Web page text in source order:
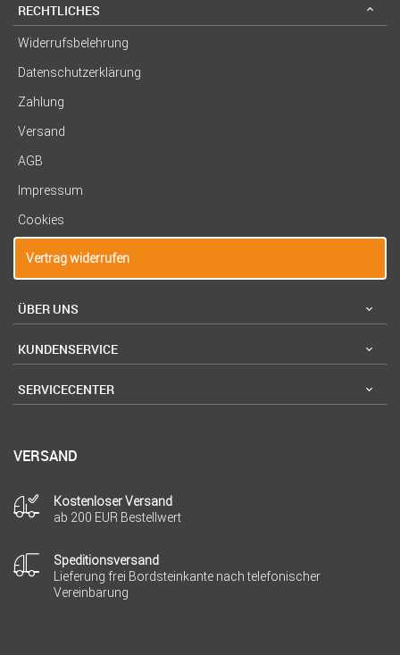
RECHTLICHES
Widerrufsbelehrung
Datenschutzerklärung
Zahlung
Versand
AGB
Impressum
Cookies
Vertrag widerrufen
ÜBER UNS
KUNDENSERVICE
SERVICECENTER
VERSAND
Kostenloser Versand
ab 200 EUR Bestellwert
Speditionsversand
Lieferung frei Bordsteinkante nach telefonischer
Vereinbarung